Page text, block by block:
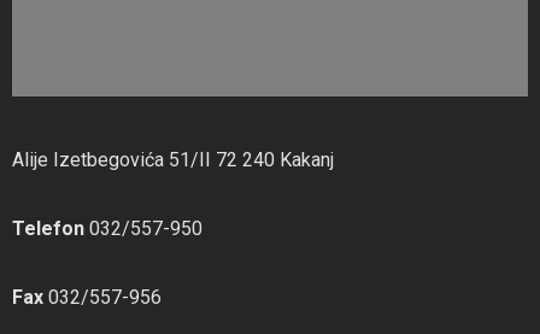
Alije Izetbegovića 51/II 72 240 Kakanj
Telefon 032/557-950
Fax 032/557-956